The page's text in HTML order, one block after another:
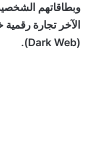
وبطاقاتهم
الآخر تجارة
(Dark Web).